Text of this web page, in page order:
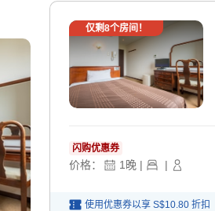
仅剩8个房间！
闪购优惠券
价格： 1晚 | |
使用优惠券以享 S$10.80 折扣